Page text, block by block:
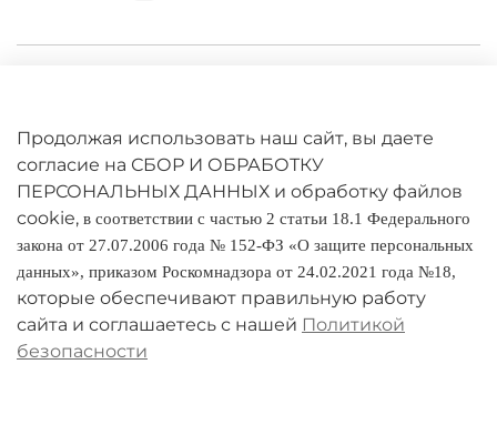
Политика конфиденциальности
Оплата и доставка
Условия обмена и возврата
Реквизиты
О компании
Продолжая использовать наш сайт, вы даете
согласие на СБОР И ОБРАБОТКУ
ПЕРСОНАЛЬНЫХ ДАННЫХ и обработку файлов
cookie, в соответствии с частью 2 статьи 18.1 Федерального
закона от 27.07.2006 года № 152-ФЗ «О защите персональных
данных», приказом Роскомнадзора от 24.02.2021 года №18,
которые обеспечивают правильную работу
сайта и соглашаетесь с нашей Политикой
безопасности